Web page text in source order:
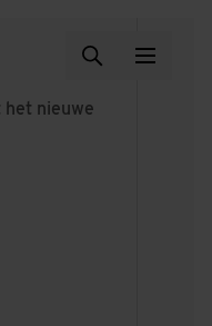
het nieuwe